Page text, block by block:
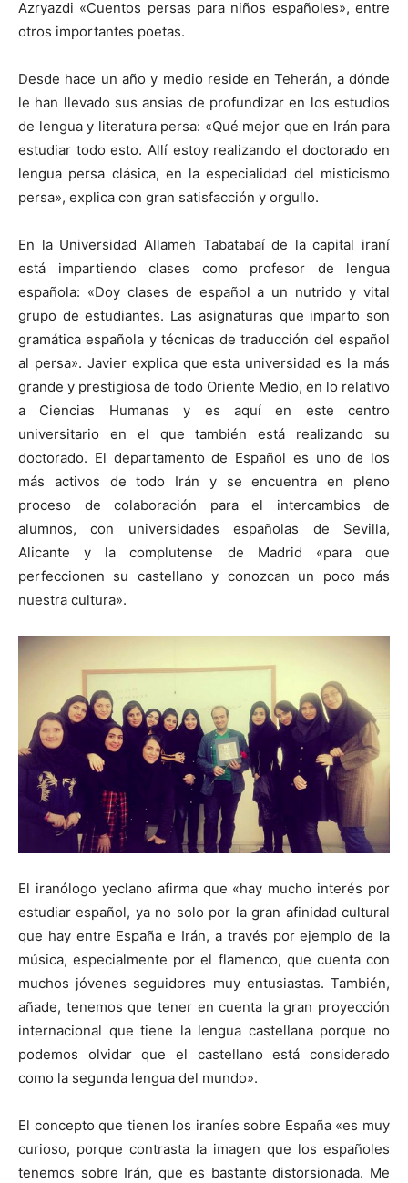
Azryazdi «Cuentos persas para niños españoles», entre
otros importantes poetas.
Desde hace un año y medio reside en Teherán, a dónde
le han llevado sus ansias de profundizar en los estudios
de lengua y literatura persa: «Qué mejor que en Irán para
estudiar todo esto. Allí estoy realizando el doctorado en
lengua persa clásica, en la especialidad del misticismo
persa», explica con gran satisfacción y orgullo.
En la Universidad Allameh Tabatabaí de la capital iraní
está impartiendo clases como profesor de lengua
española: «Doy clases de español a un nutrido y vital
grupo de estudiantes. Las asignaturas que imparto son
gramática española y técnicas de traducción del español
al persa». Javier explica que esta universidad es la más
grande y prestigiosa de todo Oriente Medio, en lo relativo
a Ciencias Humanas y es aquí en este centro
universitario en el que también está realizando su
doctorado. El departamento de Español es uno de los
más activos de todo Irán y se encuentra en pleno
proceso de colaboración para el intercambios de
alumnos, con universidades españolas de Sevilla,
Alicante y la complutense de Madrid «para que
perfeccionen su castellano y conozcan un poco más
nuestra cultura».
El iranólogo yeclano afirma que «hay mucho interés por
estudiar español, ya no solo por la gran afinidad cultural
que hay entre España e Irán, a través por ejemplo de la
música, especialmente por el flamenco, que cuenta con
muchos jóvenes seguidores muy entusiastas. También,
añade, tenemos que tener en cuenta la gran proyección
internacional que tiene la lengua castellana porque no
podemos olvidar que el castellano está considerado
como la segunda lengua del mundo».
El concepto que tienen los iraníes sobre España «es muy
curioso, porque contrasta la imagen que los españoles
tenemos sobre Irán, que es bastante distorsionada. Me